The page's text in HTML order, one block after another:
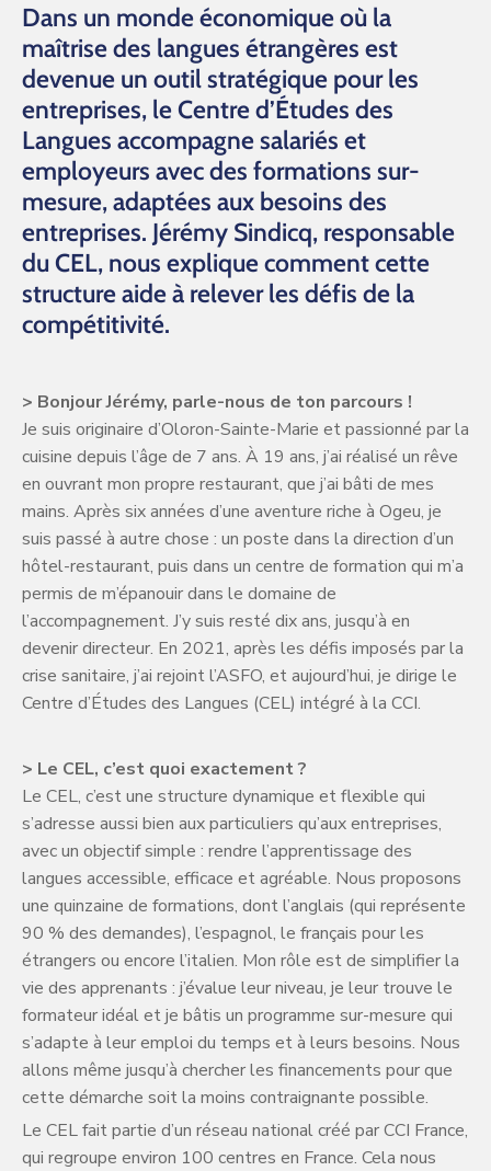
Dans un monde économique où la
maîtrise des langues étrangères est
devenue un outil stratégique pour les
entreprises, le Centre d’Études des
Langues accompagne salariés et
employeurs avec des formations sur-
mesure, adaptées aux besoins des
entreprises. Jérémy Sindicq, responsable
du CEL, nous explique comment cette
structure aide à relever les défis de la
compétitivité.
> Bonjour Jérémy, parle-nous de ton parcours !
Je suis originaire d’Oloron-Sainte-Marie et passionné par la
cuisine depuis l’âge de 7 ans. À 19 ans, j’ai réalisé un rêve
en ouvrant mon propre restaurant, que j’ai bâti de mes
mains. Après six années d’une aventure riche à Ogeu, je
suis passé à autre chose : un poste dans la direction d’un
hôtel-restaurant, puis dans un centre de formation qui m’a
permis de m’épanouir dans le domaine de
l’accompagnement. J’y suis resté dix ans, jusqu’à en
devenir directeur. En 2021, après les défis imposés par la
crise sanitaire, j’ai rejoint l’ASFO, et aujourd’hui, je dirige le
Centre d’Études des Langues (CEL) intégré à la CCI.
> Le CEL, c’est quoi exactement ?
Le CEL, c’est une structure dynamique et flexible qui
s’adresse aussi bien aux particuliers qu’aux entreprises,
avec un objectif simple : rendre l’apprentissage des
langues accessible, efficace et agréable. Nous proposons
une quinzaine de formations, dont l’anglais (qui représente
90 % des demandes), l’espagnol, le français pour les
étrangers ou encore l’italien. Mon rôle est de simplifier la
vie des apprenants : j’évalue leur niveau, je leur trouve le
formateur idéal et je bâtis un programme sur-mesure qui
s’adapte à leur emploi du temps et à leurs besoins. Nous
allons même jusqu’à chercher les financements pour que
cette démarche soit la moins contraignante possible.
Le CEL fait partie d’un réseau national créé par CCI France,
qui regroupe environ 100 centres en France. Cela nous